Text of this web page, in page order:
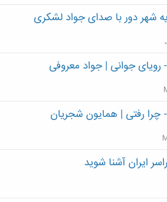
شهر دور با صدای جواد لشکری
جوانی | جواد معروفی
چرا رفتی | همایون شجریان
ایران آشنا شوید